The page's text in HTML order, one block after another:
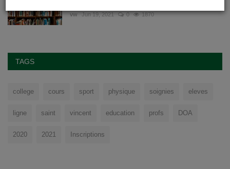
vw Jun 19, 2021 0 1870
TAGS
college cours sport physique soignies eleves
ligne saint vincent education profs DOA
2020 2021 Inscriptions